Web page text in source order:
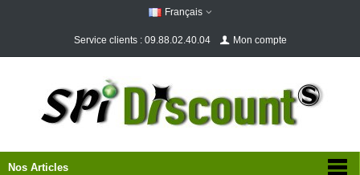
Français
Service clients : 09.88.02.40.04 Mon compte
Nos Articles